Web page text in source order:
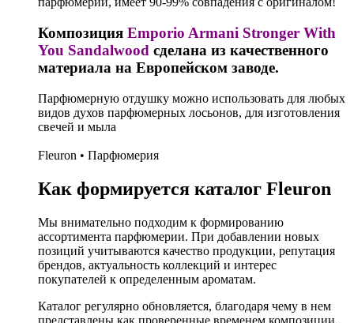
Композиция Emporio Armani Stronger With
You Sandalwood сделана из качественного
материала на Европейском заводе.
Парфюмерную отдушку можно использовать для любых
видов духов парфюмерных лосьонов, для изготовления
свечей и мыла
Fleuron • Парфюмерия
Как формируется каталог Fleuron
Мы внимательно подходим к формированию
ассортимента парфюмерии. При добавлении новых
позиций учитываются качество продукции, репутация
брендов, актуальность коллекций и интерес
покупателей к определенным ароматам.
Каталог регулярно обновляется, благодаря чему в нем
представлены как проверенные временем композиции,